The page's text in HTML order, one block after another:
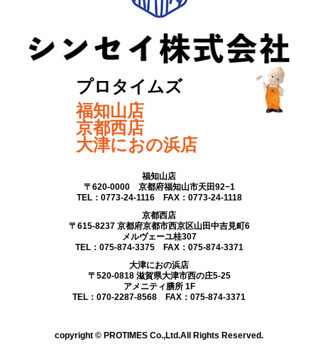
プロタイムズ
福知山店
京都西店
大津におの浜店
福知山店
〒620-0000 京都府福知山市天田92−1
TEL：0773-24-1116 FAX：0773-24-1118
京都西店
〒615-8237 京都府京都市西京区山田中吉見町6
メルヴェーユ桂307
TEL：075-874-3375 FAX：075-874-3371
大津におの浜店
〒520-0818 滋賀県大津市西の庄5-25
アメニティ膳所 1F
TEL：070-2287-8568 FAX：075-874-3371
copyright © PROTIMES Co.,Ltd.All Rights Reserved.